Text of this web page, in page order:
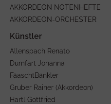
AKKORDEON NOTENHEFTE
AKKORDEON-ORCHESTER
Allenspach Renato
Dumfart Johanna
FäaschtBänkler
Gruber Rainer (Akkordeon)
Hartl Gottfried